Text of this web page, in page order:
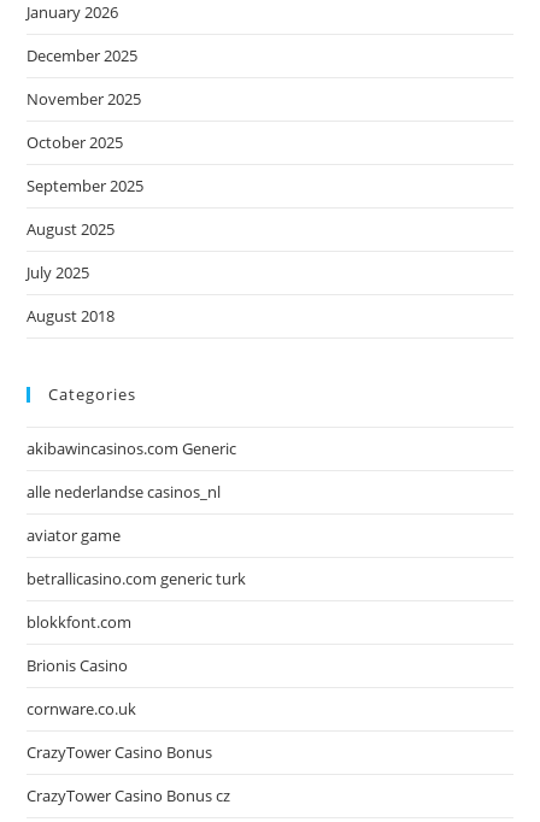
January 2026
December 2025
November 2025
October 2025
September 2025
August 2025
July 2025
August 2018
Categories
akibawincasinos.com Generic
alle nederlandse casinos_nl
aviator game
betrallicasino.com generic turk
blokkfont.com
Brionis Casino
cornware.co.uk
CrazyTower Casino Bonus
CrazyTower Casino Bonus cz